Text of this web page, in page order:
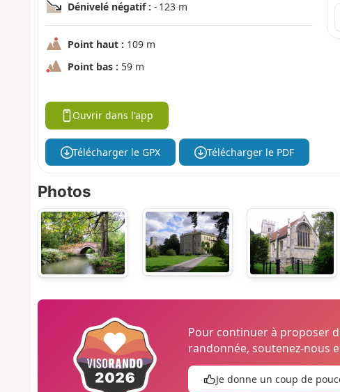
Dénivelé négatif : - 123 m
Point haut : 109 m
Point bas : 59 m
Ouvrir dans l'app
Télécharger le GPX Télécharger le PDF
Photos
Pour continuer à proposer
randonnée, soutenez-nous
Je donne un coup de